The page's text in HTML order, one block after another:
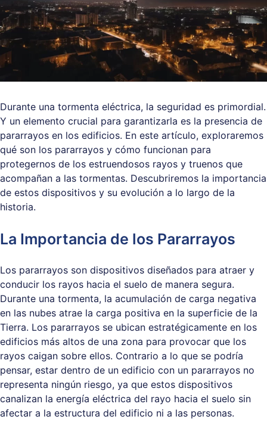
Durante una tormenta eléctrica, la seguridad es primordial.
Y un elemento crucial para garantizarla es la presencia de
pararrayos en los edificios. En este artículo, exploraremos
qué son los pararrayos y cómo funcionan para
protegernos de los estruendosos rayos y truenos que
acompañan a las tormentas. Descubriremos la importancia
de estos dispositivos y su evolución a lo largo de la
historia.
La Importancia de los Pararrayos
Los pararrayos son dispositivos diseñados para atraer y
conducir los rayos hacia el suelo de manera segura.
Durante una tormenta, la acumulación de carga negativa
en las nubes atrae la carga positiva en la superficie de la
Tierra. Los pararrayos se ubican estratégicamente en los
edificios más altos de una zona para provocar que los
rayos caigan sobre ellos. Contrario a lo que se podría
pensar, estar dentro de un edificio con un pararrayos no
representa ningún riesgo, ya que estos dispositivos
canalizan la energía eléctrica del rayo hacia el suelo sin
afectar a la estructura del edificio ni a las personas.